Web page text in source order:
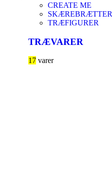
CREATE ME
SKÆREBRÆTTER
TRÆFIGURER
TRÆVARER
17 varer